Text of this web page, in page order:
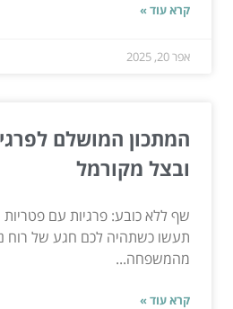
קרא עוד »
אפר 20, 2025
המתכון המושלם
ובצל מקורמל
שף ללא כובע: פרגיות עם
תעשו כשתהיה לכם חגע של רוח
מהמשפחה...
קרא עוד »